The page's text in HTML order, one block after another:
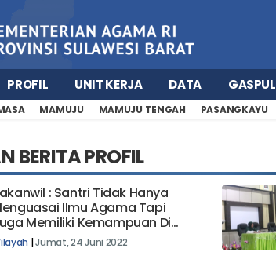
PROFIL UNIT KERJA DATA GASPUL
MAMUJU MAMUJU TENGAH PASANGKAYU
BERITA PROFIL
: Santri Tidak Hanya
Ilmu Agama Tapi
Memiliki Kemampuan Di
Olahraga || Piala Kasad
Liga Santri PSSI Tahun 2022
|Jumat, 24 Juni 2022